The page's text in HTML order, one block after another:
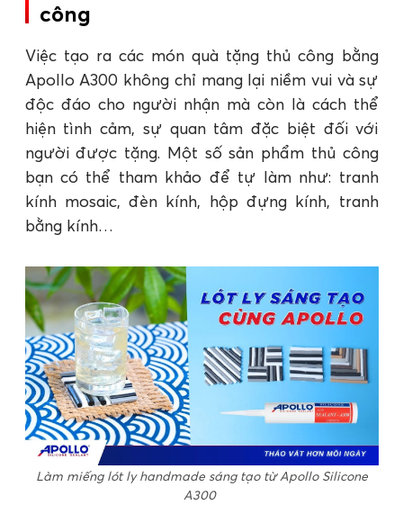
công
Việc tạo ra các món quà tặng thủ công bằng
Apollo A300 không chỉ mang lại niềm vui và sự
độc đáo cho người nhận mà còn là cách thể
hiện tình cảm, sự quan tâm đặc biệt đối với
người được tặng. Một số sản phẩm thủ công
bạn có thể tham khảo để tự làm như: tranh
kính mosaic, đèn kính, hộp đựng kính, tranh
bằng kính…
Làm miếng lót ly handmade sáng tạo từ Apollo Silicone
A300